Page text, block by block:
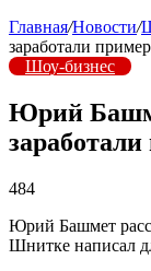
Главная/Новости/
заработали
Шоу-бизнес
Юрий
484
Юрий Башмет
Шнитке написал